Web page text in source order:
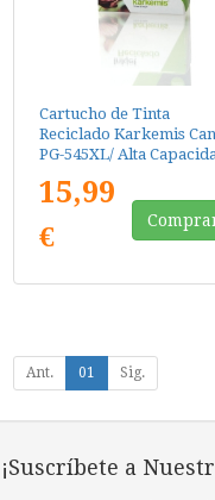
Cartucho de Tinta
Reciclado Karkemis
PG-545XL/ Alta
15,99
€
Ant. 01 Sig.
¡Suscríbete a